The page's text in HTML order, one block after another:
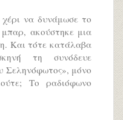
να δυνάμωσε το
ακούστηκε μια
Και τότε κατάλαβα
τη συνόδευε
μόνο
Το ραδιόφωνο